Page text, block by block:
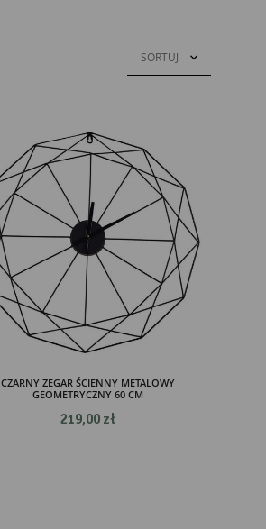
SORTUJ
CZARNY ZEGAR ŚCIENNY METALOWY
GEOMETRYCZNY 60 CM
219,00 zł